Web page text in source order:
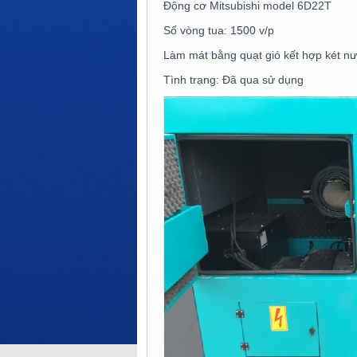
Động cơ Mitsubishi model 6D22T
Số vòng tua: 1500 v/p
Làm mát bằng quạt gió kết hợp két
Tình trạng: Đã qua sử dụng